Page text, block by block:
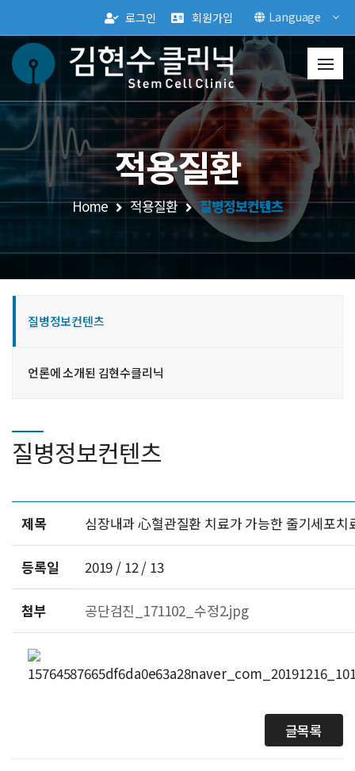
로그인 회원가입 Language
적용질환
Home 적용질환 질병정보컨텐츠
질병정보컨텐츠
언론에 소개된 김현수클리닉
질병정보컨텐츠
제목 심장내과 心혈관질환 치료가 가능한 줄기세포치
등록일 2019 / 12 / 13
첨부 공단검진_171102_수정2.jpg
글목록